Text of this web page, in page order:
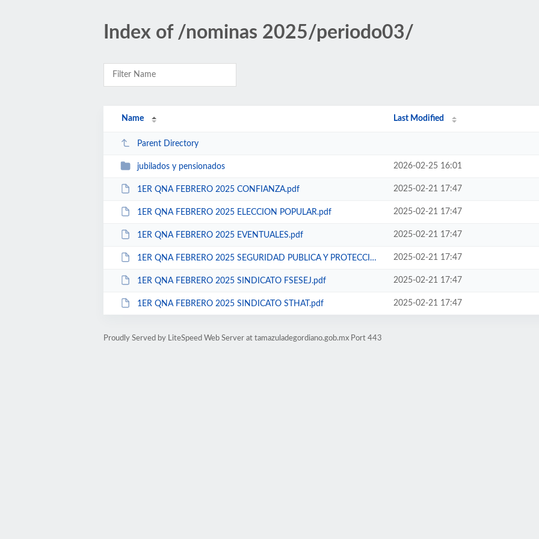
Index of /nominas 2025/periodo03/
Name Last Modified
Parent Directory
jubilados y pensionados 2026-02-25 16:01
1ER QNA FEBRERO 2025 CONFIANZA.pdf 2025-02-21 17:47
1ER QNA FEBRERO 2025 ELECCION POPULAR.pdf 2025-02-21 17:47
1ER QNA FEBRERO 2025 EVENTUALES.pdf 2025-02-21 17:47
1ER QNA FEBRERO 2025 SEGURIDAD PUBLICA Y PROTECCION CIVIL.pdf 2025-02-21 17:47
1ER QNA FEBRERO 2025 SINDICATO FSESEJ.pdf 2025-02-21 17:47
1ER QNA FEBRERO 2025 SINDICATO STHAT.pdf 2025-02-21 17:47
Proudly Served by LiteSpeed Web Server at tamazuladegordiano.gob.mx Port 443